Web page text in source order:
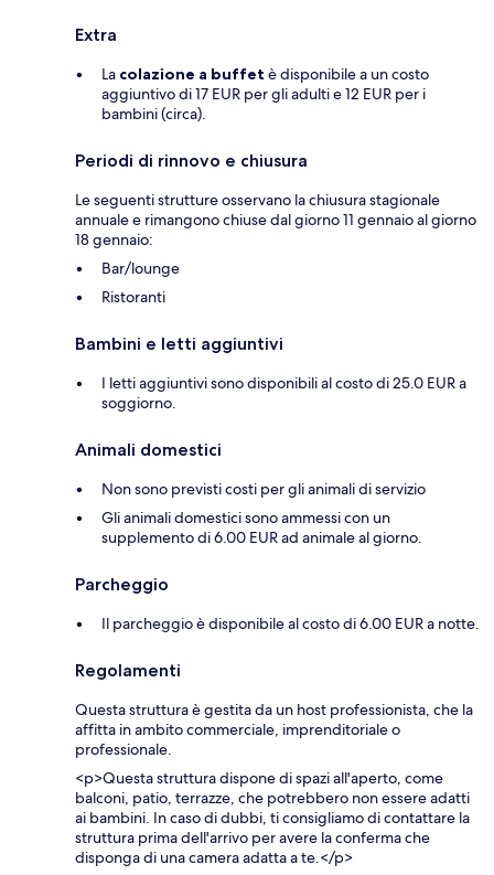
Extra
La colazione a buffet è disponibile a un costo
aggiuntivo di 17 EUR per gli adulti e 12 EUR per i
bambini (circa).
Periodi di rinnovo e chiusura
Le seguenti strutture osservano la chiusura stagionale
annuale e rimangono chiuse dal giorno 11 gennaio al giorno
18 gennaio:
Bar/lounge
Ristoranti
Bambini e letti aggiuntivi
I letti aggiuntivi sono disponibili al costo di 25.0 EUR a
soggiorno.
Animali domestici
Non sono previsti costi per gli animali di servizio
Gli animali domestici sono ammessi con un
supplemento di 6.00 EUR ad animale al giorno.
Parcheggio
Il parcheggio è disponibile al costo di 6.00 EUR a notte.
Regolamenti
Questa struttura è gestita da un host professionista, che la
affitta in ambito commerciale, imprenditoriale o
professionale.
<p>Questa struttura dispone di spazi all'aperto, come
balconi, patio, terrazze, che potrebbero non essere adatti
ai bambini. In caso di dubbi, ti consigliamo di contattare la
struttura prima dell'arrivo per avere la conferma che
disponga di una camera adatta a te.</p>